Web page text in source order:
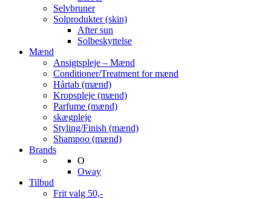
Selvbruner
Solprodukter (skin)
After sun
Solbeskyttelse
Mænd
Ansigtspleje – Mænd
Conditioner/Treatment for mænd
Hårtab (mænd)
Kropspleje (mænd)
Parfume (mænd)
skægpleje
Styling/Finish (mænd)
Shampoo (mænd)
Brands
O
Oway
Tilbud
Frit valg 50,-